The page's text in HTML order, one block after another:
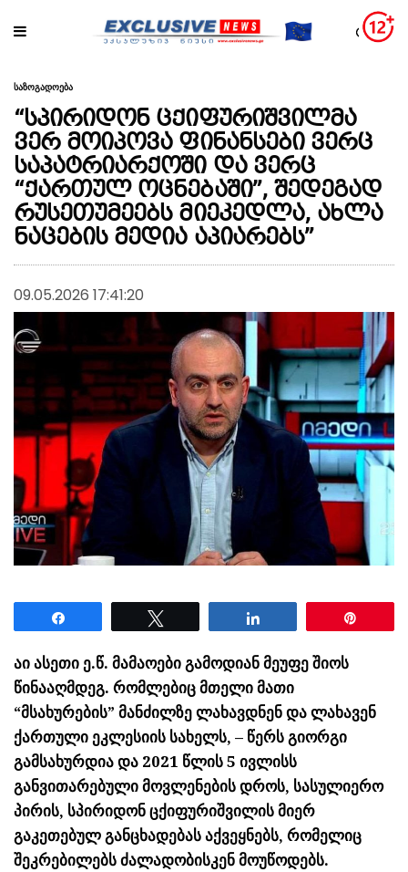
საზოგადოება
“სპირიდონ ცქიფურიშვილმა
ვერ მოიპოვა ფინანსები ვერც
საპატრიარქოში და ვერც
“ქართულ ოცნებაში”, შედეგად
რუსეთუმეებს მიეკედლა, ახლა
ნაცების მედია აპიარებს”
09.05.2026 17:41:20
აი ასეთი ე.წ. მამაოები გამოდიან მეუფე შიოს
წინააღმდეგ. რომლებიც მთელი მათი
“მსახურების” მანძილზე ლახავდნენ და ლახავენ
ქართული ეკლესიის სახელს, – წერს გიორგი
გამსახურდია და 2021 წლის 5 ივლისს
განვითარებული მოვლენების დროს, სასულიერო
პირის, სპირიდონ ცქიფურიშვილის მიერ
გაკეთებულ განცხადებას აქვეყნებს, რომელიც
შეკრებილებს ძალადობისკენ მოუწოდებს.